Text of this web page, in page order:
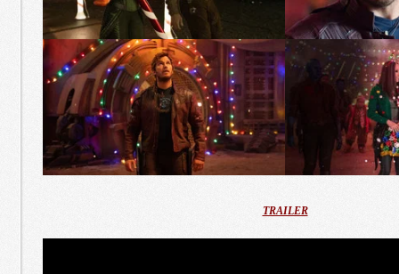
TRAILER